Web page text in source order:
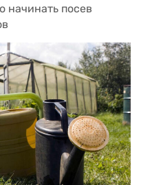
начинать посев